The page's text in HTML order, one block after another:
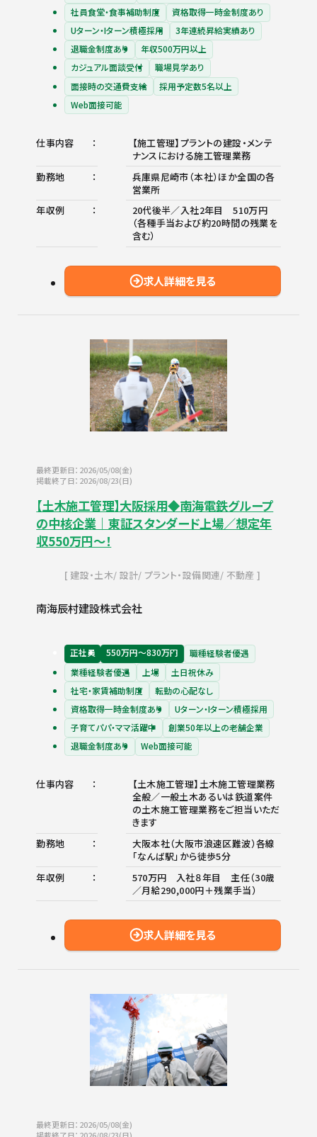
社員食堂・食事補助制度
資格取得一時金制度あり
Uターン・Iターン積極採用
3年連続昇給実績あり
退職金制度あり
年収500万円以上
カジュアル面談受付
職場見学あり
面接時の交通費支給
採用予定数5名以上
Web面接可能
仕事内容
【施工管理】プラントの建設・メンテ
ナンスにおける施工管理業務
勤務地
兵庫県尼崎市（本社）ほか全国の各
営業所
年収例
20代後半／入社2年目 510万円
（各種手当および約20時間の残業を
含む）
求人詳細を見る
最終更新日：2026/05/08(金)
掲載終了日：2026/08/23(日)
【土木施工管理】大阪採用◆南海電鉄グループ
の中核企業｜東証スタンダード上場／想定年
収550万円～！
建設・土木 設計 プラント・設備関連 不動産
南海辰村建設株式会社
正社員 550万円〜830万円
職種経験者優遇
業種経験者優遇
上場
土日祝休み
社宅・家賃補助制度
転勤の心配なし
資格取得一時金制度あり
Uターン・Iターン積極採用
子育てパパ・ママ活躍中
創業50年以上の老舗企業
退職金制度あり
Web面接可能
仕事内容
【土木施工管理】土木施工管理業務
全般／一般土木あるいは鉄道案件
の土木施工管理業務をご担当いただ
きます
勤務地
大阪本社（大阪市浪速区難波）各線
「なんば駅」から徒歩5分
年収例
570万円 入社８年目 主任（30歳
／月給290,000円＋残業手当）
求人詳細を見る
最終更新日：2026/05/08(金)
掲載終了日：2026/08/23(日)